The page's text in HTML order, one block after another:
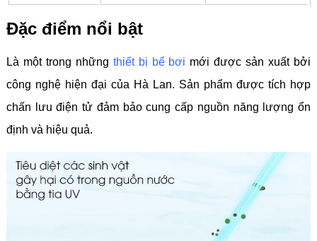
Đặc điểm nổi bật
Là một trong những thiết bị bể bơi mới được sản xuất bởi
công nghệ hiện đại của Hà Lan. Sản phẩm được tích hợp
chấn lưu điện tử đảm bảo cung cấp nguồn năng lượng ổn
định và hiệu quả.